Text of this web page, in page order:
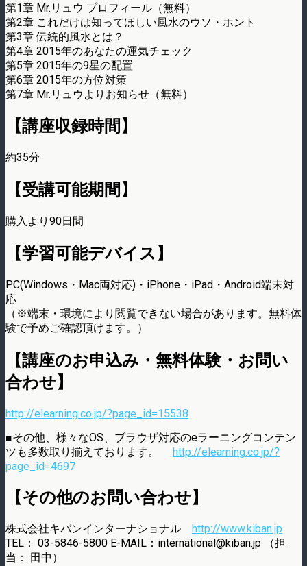
第1章 Mr.リュウ プロフィール（無料）
第2章 これだけは知ってほしい風水のウソ・ホント
第3章 伝統的風水とは？
第4章 2015年のあなたの運気チェック
第5章 2015年の9星の配置
第6章 2015年の方位対策
第7章 Mr.リュウよりお知らせ（無料）
【講座収録時間】
約35分
【受講可能期間】
購入より90日間
【学習可能デバイス】
PC(Windows・Mac両対応)・iPhone・iPad・Android端末対
応
（※端末・環境により閲覧できない場合があります。無料体
験で予めご確認頂けます。）
【講座のお申込み・無料体験・お問い
合わせ】
http://elearning.co.jp/?page_id=15538
■その他、様々なOS、ブラウザ対応のeラーニングコンテン
ツも多数取り揃えております。 http://elearning.co.jp/?
page_id=4697
【その他のお問い合わせ】
株式会社キバンインターナショナル http://www.kiban.jp
TEL： 03-5846-5800 E-MAIL：international@kiban.jp （担
当： 田中）